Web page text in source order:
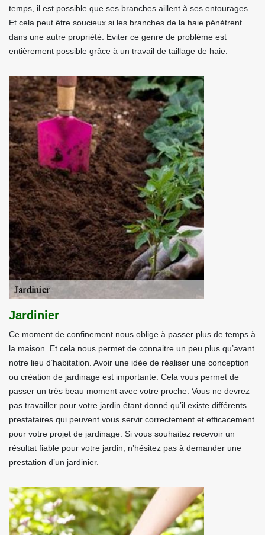
temps, il est possible que ses branches aillent à ses entourages.
Et cela peut être soucieux si les branches de la haie pénètrent
dans une autre propriété. Eviter ce genre de problème est
entièrement possible grâce à un travail de taillage de haie.
Jardinier
Ce moment de confinement nous oblige à passer plus de temps à
la maison. Et cela nous permet de connaitre un peu plus qu’avant
notre lieu d’habitation. Avoir une idée de réaliser une conception
ou création de jardinage est importante. Cela vous permet de
passer un très beau moment avec votre proche. Vous ne devrez
pas travailler pour votre jardin étant donné qu’il existe différents
prestataires qui peuvent vous servir correctement et efficacement
pour votre projet de jardinage. Si vous souhaitez recevoir un
résultat fiable pour votre jardin, n’hésitez pas à demander une
prestation d’un jardinier.